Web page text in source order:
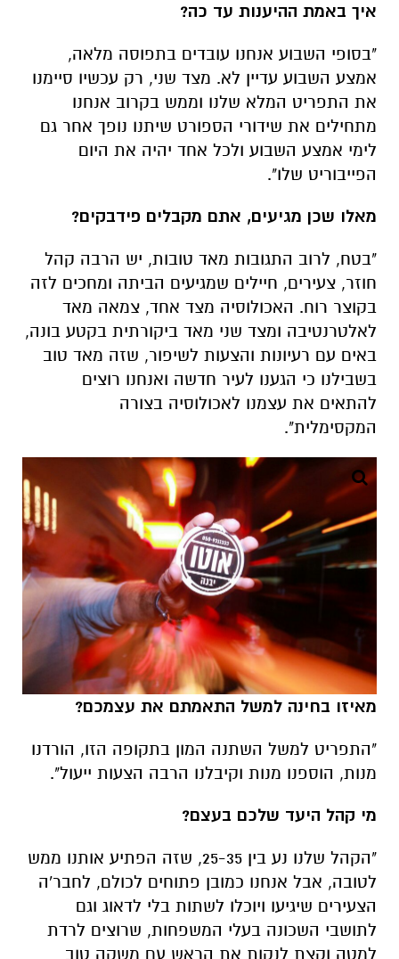
איך באמת ההיענות עד כה?
"בסופי השבוע אנחנו עובדים בתפוסה מלאה,
אמצע השבוע עדיין לא. מצד שני, רק עכשיו סיימנו
את התפריט המלא שלנו וממש בקרוב אנחנו
מתחילים את שידורי הספורט שיתנו נופך אחר גם
לימי אמצע השבוע ולכל אחד יהיה את היום
הפייבוריט שלו".
מאלו שכן מגיעים, אתם מקבלים פידבקים?
"בטח, לרוב התגובות מאד טובות, יש הרבה קהל
חוזר, צעירים, חיילים שמגיעים הביתה ומחכים לזה
בקוצר רוח. האכולוסיה מצד אחד, צמאה מאד
לאלטרנטיבה ומצד שני מאד ביקורתית בקטע בונה,
באים עם רעיונות והצעות לשיפור, שזה מאד טוב
בשבילנו כי הגענו לעיר חדשה ואנחנו רוצים
להתאים את עצמנו לאכולוסיה בצורה
המקסימלית".
מאיזו בחינה למשל התאמתם את עצמכם?
"התפריט למשל השתנה המון בתקופה הזו, הורדנו
מנות, הוספנו מנות וקיבלנו הרבה הצעות ייעול".
מי קהל היעד שלכם בעצם?
"הקהל שלנו נע בין 25-35, שזה הפתיע אותנו ממש
לטובה, אבל אנחנו כמובן פתוחים לכולם, לחבר'ה
הצעירים שיגיעו ויוכלו לשתות בלי לדאוג וגם
לתושבי השכונה בעלי המשפחות, שרוצים לרדת
למטה וקצת לנקות את הראש עם משקה טוב